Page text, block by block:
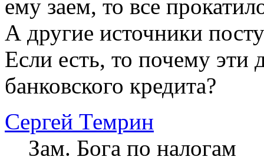
ему заем, то все
А другие источники
Если есть, то почему эти
банковского кредита?
Сергей Темрин
Зам. Бога по налогам